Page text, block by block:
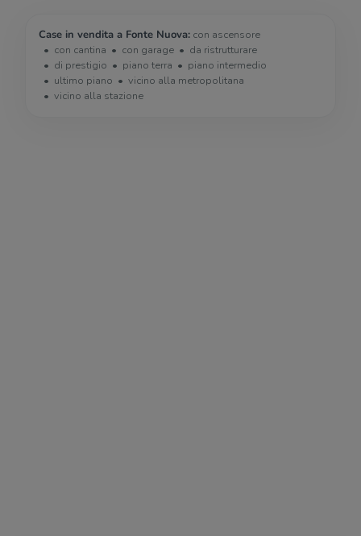
Case in vendita a Fonte Nuova: con ascensore
con cantina
con garage
da ristrutturare
di prestigio
piano terra
piano intermedio
ultimo piano
vicino alla metropolitana
vicino alla stazione